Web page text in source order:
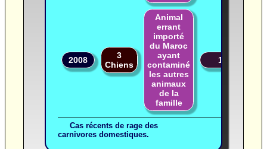
2008
3
Chiens
Animal
errant
importé
du Maroc
ayant
contaminé
les autres
animaux
de la
famille
177
Cas récents de rage des
carnivores domestiques.